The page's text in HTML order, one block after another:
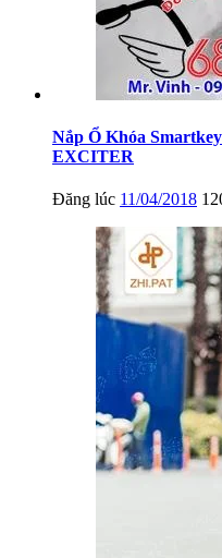
Nắp Ổ Khóa
EXCITER
Đăng lúc 11/04/2018